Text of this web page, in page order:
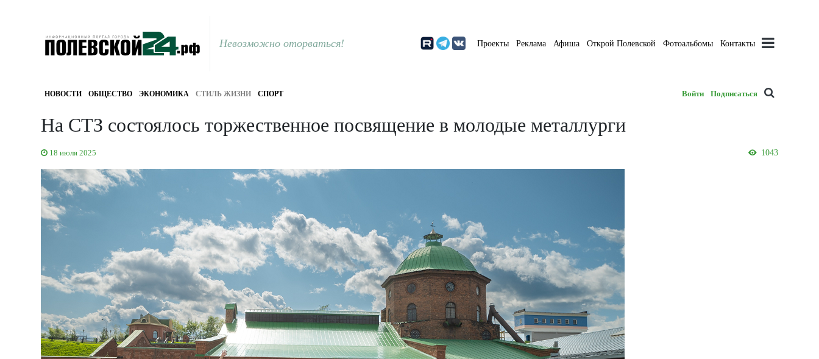
Невозможно оторваться! Проекты Реклама Афиша Открой Полевской Фотоальбомы Контакты
НОВОСТИ ОБЩЕСТВО ЭКОНОМИКА СТИЛЬ ЖИЗНИ СПОРТ Войти Подписаться
На СТЗ состоялось торжественное посвящение в молодые металлурги
18 июля 2025 1043